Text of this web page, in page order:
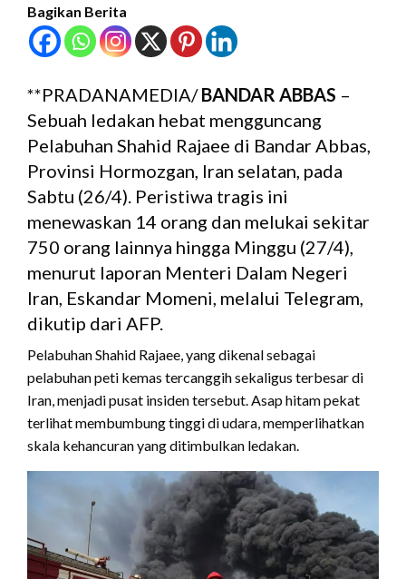
Bagikan Berita
**PRADANAMEDIA/BANDAR ABBAS –
Sebuah ledakan hebat mengguncang
Pelabuhan Shahid Rajaee di Bandar Abbas,
Provinsi Hormozgan, Iran selatan, pada
Sabtu (26/4). Peristiwa tragis ini
menewaskan 14 orang dan melukai sekitar
750 orang lainnya hingga Minggu (27/4),
menurut laporan Menteri Dalam Negeri
Iran, Eskandar Momeni, melalui Telegram,
dikutip dari AFP.
Pelabuhan Shahid Rajaee, yang dikenal sebagai
pelabuhan peti kemas tercanggih sekaligus terbesar di
Iran, menjadi pusat insiden tersebut. Asap hitam pekat
terlihat membumbung tinggi di udara, memperlihatkan
skala kehancuran yang ditimbulkan ledakan.